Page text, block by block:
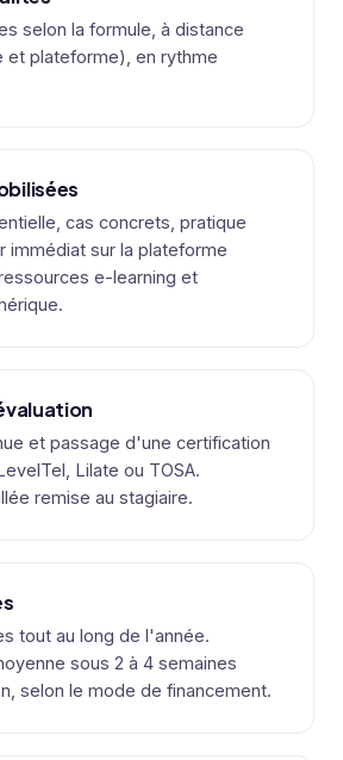
selon la formule, à distance
et plateforme), en rythme
cas concrets, pratique
immédiat sur la plateforme
e-learning et
et passage d'une certification
Lilate ou TOSA.
remise au stagiaire.
tout au long de l'année.
sous 2 à 4 semaines
selon le mode de financement.